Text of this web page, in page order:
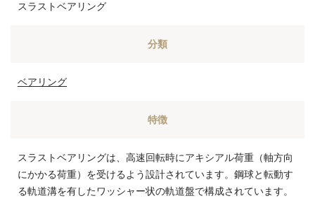
スラストベアリング
分類
ベアリング
特徴
スラストベアリングは、高速回転時にアキシアル荷重（軸方向
にかかる荷重）を受けるよう設計されています。鋼球と転動す
る軌道溝を有したワッシャー状の軌道盤で構成されています。